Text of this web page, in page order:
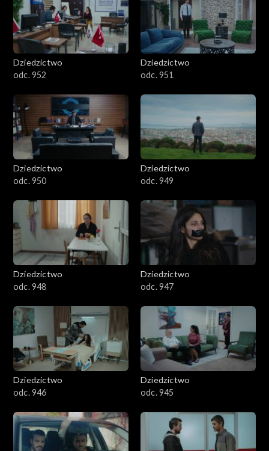
Dziedzictwo
odc. 952
Dziedzictwo
odc. 951
Dziedzictwo
odc. 950
Dziedzictwo
odc. 949
Dziedzictwo
odc. 948
Dziedzictwo
odc. 947
Dziedzictwo
odc. 946
Dziedzictwo
odc. 945